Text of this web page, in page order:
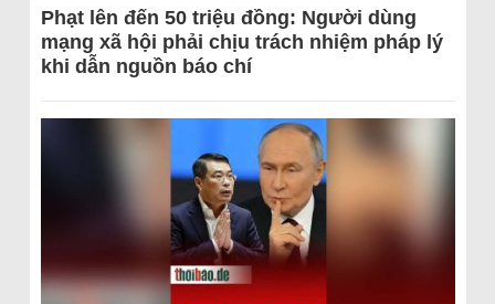
Phạt lên đến 50 triệu đồng: Người dùng
mạng xã hội phải chịu trách nhiệm pháp lý
khi dẫn nguồn báo chí